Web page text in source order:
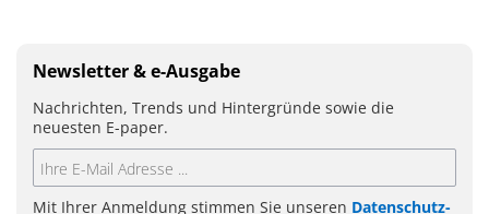
Newsletter & e-Ausgabe
Nachrichten, Trends und Hintergründe sowie die
neuesten E-paper.
Mit Ihrer Anmeldung stimmen Sie unseren Datenschutz-